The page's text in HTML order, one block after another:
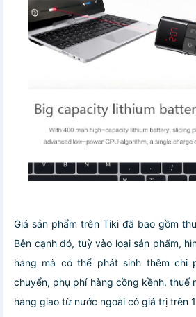
Giá sản phẩm trên Tiki đã bao gồm
Bên cạnh đó, tuỳ vào loại sản phẩm,
hàng mà có thể phát sinh thêm chi
chuyển, phụ phí hàng cồng kềnh, thuế
hàng giao từ nước ngoài có giá trị trên